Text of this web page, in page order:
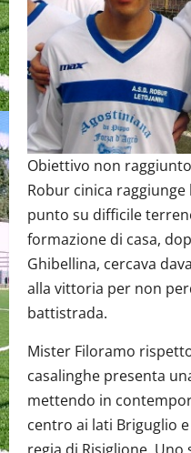
Obiettivo non
Robur cinica
punto su difficile
formazione di casa,
Ghibellina, cercava
alla vittoria per non
battistrada.
Mister Filoramo
casalinghe presenta
mettendo in
centro ai lati Briguglio